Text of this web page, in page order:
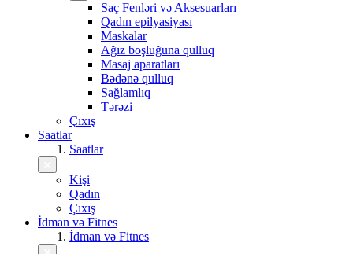
Saç Fenləri və Aksesuarları
Qadın epilyasiyası
Maskalar
Ağız boşluğuna qulluq
Masaj aparatları
Bədənə qulluq
Sağlamlıq
Tərəzi
Çıxış
Saatlar
Saatlar
Kişi
Qadın
Çıxış
İdman və Fitnes
İdman və Fitnes